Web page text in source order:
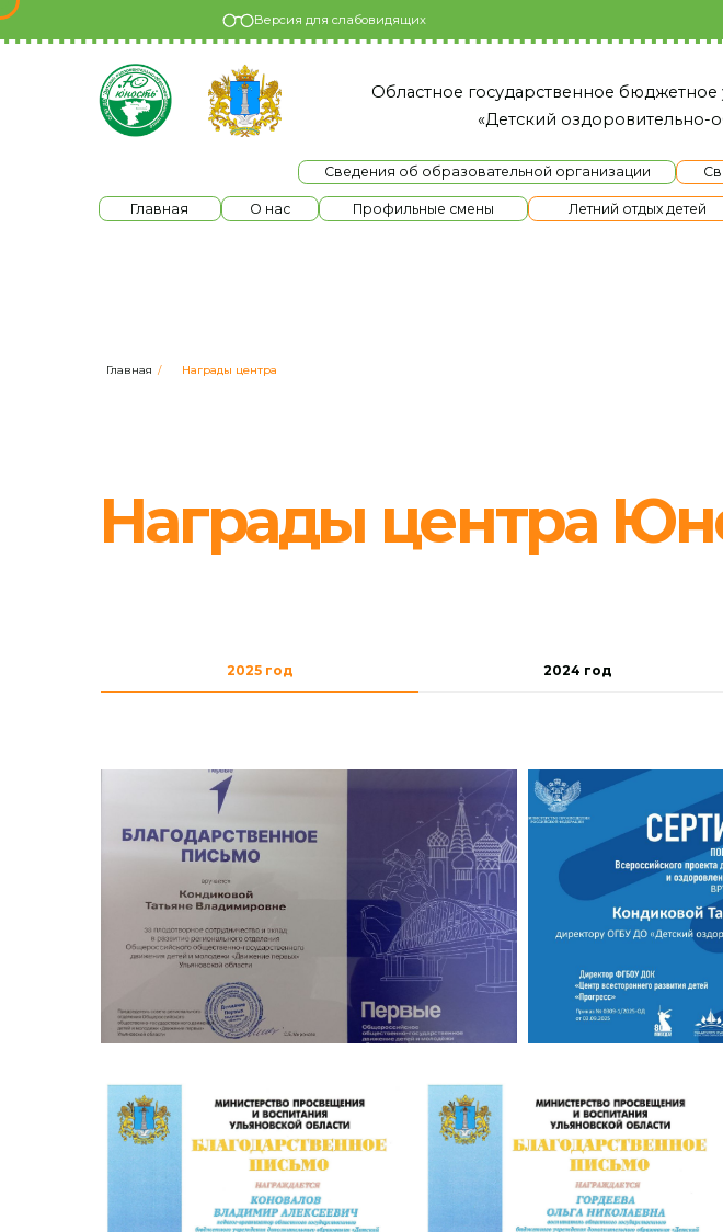
Версия для слабовидящих
Областное государственное бюджетное
«Детский оздоровительно-
Профильные смены Летний отдых детей
Главная / Награды центра
2025 год 2024 год